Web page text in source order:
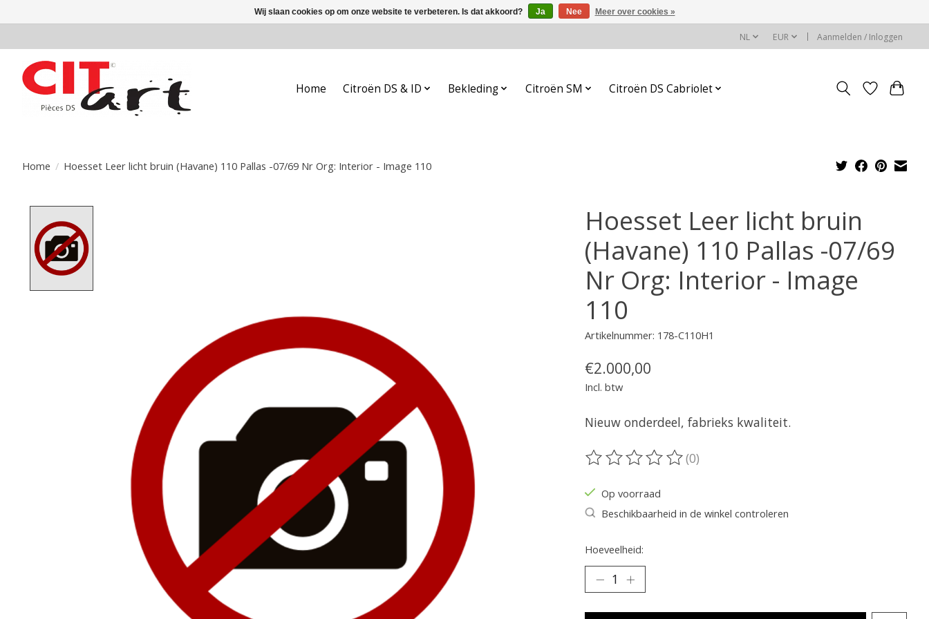
NL EUR Aanmelden / Inloggen
Home Citroën DS & ID Bekleding Citroën SM Citroën DS Cabriolet
Home / Hoesset Leer licht bruin (Havane) 110 Pallas -07/69 Nr Org: Interior - Image 110
Hoesset Leer licht bruin
(Havane) 110 Pallas -07/69
Nr Org: Interior - Image
110
Artikelnummer: 178-C110H1
€2.000,00
Incl. btw
Nieuw onderdeel, fabrieks kwaliteit.
De beoordeling van dit product is
(0)
Op voorraad
Beschikbaarheid in de winkel controleren
Hoeveelheid:
Wij slaan cookies op om onze website te verbeteren. Is dat akkoord? Ja Nee Meer over cookies »